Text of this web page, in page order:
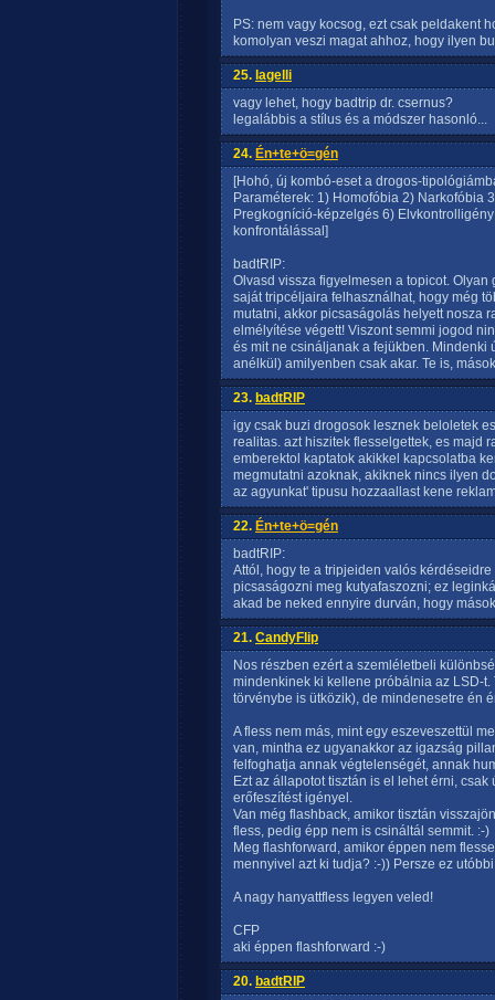
PS: nem vagy kocsog, ezt csak peldakent
komolyan veszi magat ahhoz, hogy ilyen
25. lagelli
vagy lehet, hogy badtrip dr. csernus?
legalábbis a stílus és a módszer hasonló...
24. Én+te+ö=gén
[Hohó, új kombó-eset a drogos-
Paraméterek: 1) Homofóbia 2) Narkofóbia
Pregkogníció-képzelgés 6)
konfrontálással]
badtRIP:
Olvasd vissza figyelmesen a topicot.
saját tripcéljaira felhasználhat, hogy még
mutatni, akkor picsaságolás helyett nosza
elmélyítése végett! Viszont semmi jogod
és mit ne csináljanak a fejükben. Mindenki
anélkül) amilyenben csak akar. Te is,
23. badtRIP
igy csak buzi drogosok lesznek beloletek
realitas. azt hiszitek flesselgettek, es majd
emberektol kaptatok akikkel kapcsolatba
megmutatni azoknak, akiknek nincs ilyen
az agyunkat' tipusu hozzaallast kene
22. Én+te+ö=gén
badtRIP:
Attól, hogy te a tripjeiden valós
picsaságozni meg kutyafaszozni; ez
akad be neked ennyire durván, hogy
21. CandyFlip
Nos részben ezért a szemléletbeli
mindenkinek ki kellene próbálnia az LSD-
törvénybe is ütközik), de mindenesetre én
A fless nem más, mint egy eszeveszettül
van, mintha ez ugyanakkor az igazság
felfoghatja annak végtelenségét, annak
Ezt az állapotot tisztán is el lehet érni,
erőfeszítést igényel.
Van még flashback, amikor tisztán
fless, pedig épp nem is csináltál semmit. :-)
Meg flashforward, amikor éppen nem
mennyivel azt ki tudja? :-)) Persze ez
A nagy hanyattfless legyen veled!
CFP
aki éppen flashforward :-)
20. badtRIP